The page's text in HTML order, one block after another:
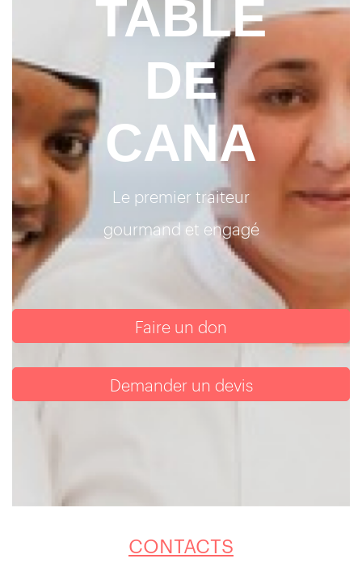
TABLE
DE
CANA
Le premier traiteur
gourmand et engagé
Faire un don
Demander un devis
CONTACTS